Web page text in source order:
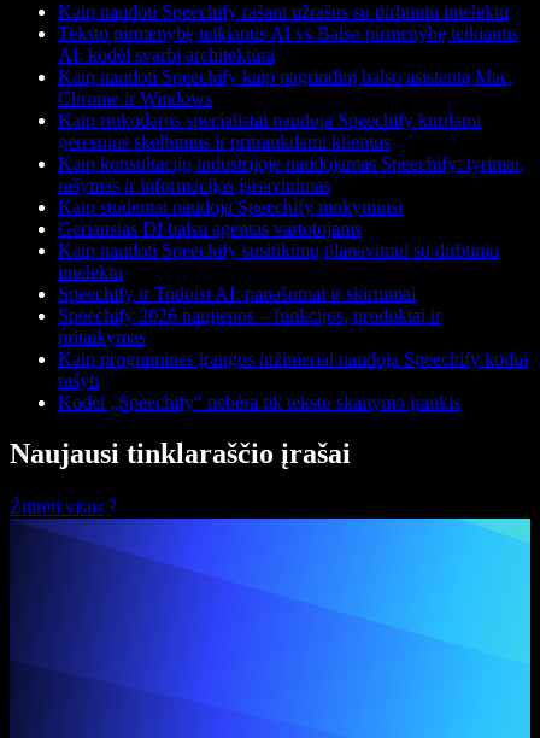
Kaip naudoti Speechify rašant užrašus su dirbtiniu intelektu
Teksto pirmenybę teikiantis AI vs Balso pirmenybę teikiantis
AI: kodėl svarbi architektūra
Kaip naudoti Speechify kaip pagrindinį balso asistentą Mac,
Chrome ir Windows
Kaip rinkodaros specialistai naudoja Speechify kurdami
geresnius skelbimus ir pritraukdami klientus
Kaip konsultacijų industrijoje naudojamas Speechify: tyrimai,
rašymas ir informacijos įsisavinimas
Kaip studentai naudoja Speechify mokymuisi
Geriausias DI balsu agentas vartotojams
Kaip naudoti Speechify susitikimų planavimui su dirbtiniu
intelektu
Speechify ir Todoist AI: panašumai ir skirtumai
Speechify 2026 naujienos – funkcijos, produktai ir
pritaikymas
Kaip programinės įrangos inžinieriai naudoja Speechify kodui
rašyti
Kodėl „Speechify“ nebėra tik teksto skaitymo įrankis
Naujausi tinklaraščio įrašai
Žiūrėti visus